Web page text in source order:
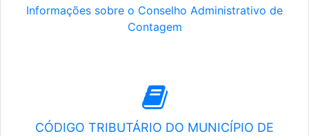
Informações sobre o Conselho Administrativo de
Contagem
CÓDIGO TRIBUTÁRIO DO MUNICÍPIO DE